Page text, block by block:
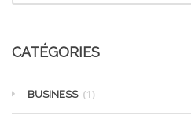
CATÉGORIES
BUSINESS (1)